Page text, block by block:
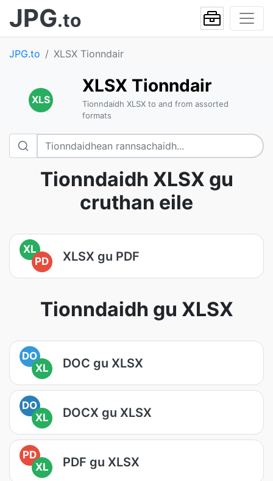
JPG.to
JPG.to XLSX Tionndair
XLS
XLSX Tionndair
Tionndaidh XLSX to and from assorted
formats
Tionndaidh XLSX gu
cruthan eile
XL
PD
XLSX gu PDF
Tionndaidh gu XLSX
DO
XL
DOC gu XLSX
DO
XL
DOCX gu XLSX
PD
XL
PDF gu XLSX